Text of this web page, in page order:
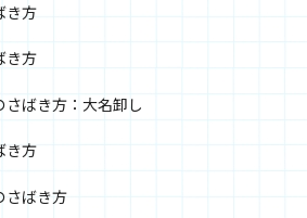
き方
き方
ばき方：大名卸し
き方
さばき方